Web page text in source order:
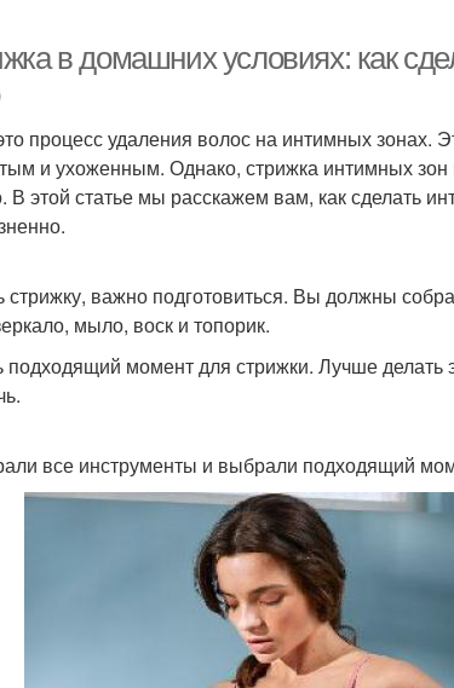
в домашних условиях: как
процесс удаления волос на интимных зонах.
и ухоженным. Однако, стрижка интимных
В этой статье мы расскажем вам, как сделать
стрижку, важно подготовиться. Вы должны
мыло, воск и топорик.
момент для стрижки. Лучше делать
все инструменты и выбрали подходящий